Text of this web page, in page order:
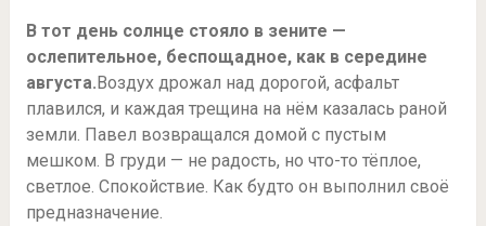
В тот день солнце стояло в зените —
ослепительное, беспощадное, как в середине
августа.Воздух дрожал над дорогой, асфальт
плавился, и каждая трещина на нём казалась раной
земли. Павел возвращался домой с пустым
мешком. В груди — не радость, но что-то тёплое,
светлое. Спокойствие. Как будто он выполнил своё
предназначение.